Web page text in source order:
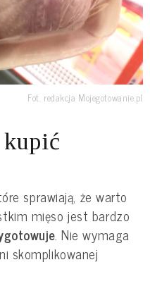
Fot. redakcja Mojegotowanie.pl
kupić
sprawiają, że warto
mięso jest bardzo
. Nie wymaga
skomplikowanej